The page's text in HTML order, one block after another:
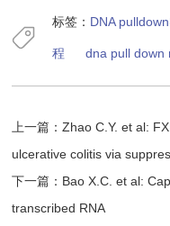
标签： DNA
程 dna pull down
上一篇：Zhao C.Y. et al:
ulcerative colitis via
下一篇： Bao X.C. et al:
transcribed RNA